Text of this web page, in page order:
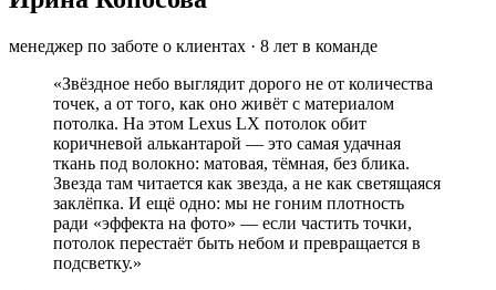
менеджер по заботе о клиентах · 8 лет в команде
«Звёздное небо выглядит дорого не от количества
точек, а от того, как оно живёт с материалом
потолка. На этом Lexus LX потолок обит
коричневой алькантарой — это самая удачная
ткань под волокно: матовая, тёмная, без блика.
Звезда там читается как звезда, а не как светящаяся
заклёпка. И ещё одно: мы не гоним плотность
ради «эффекта на фото» — если частить точки,
потолок перестаёт быть небом и превращается в
подсветку.»